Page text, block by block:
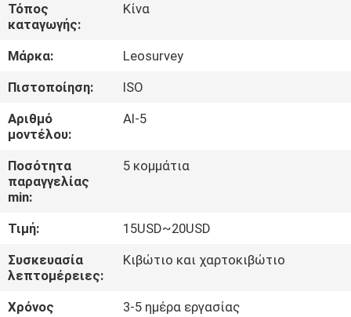
ΓΎΡΟΣ
ΕΡΓΟΣΤΑΣΊΩΝ
ΠΟΙΟΤΙΚΌΣ
ΈΛΕΓΧΟΣ
ΜΑΣ
ΣΕ
ΕΠΑΦΉ
Τόπος
καταγωγής:
Κίνα
Μάρκα:
Leosurvey
Πιστοποίηση:
ISO
Αριθμό
μοντέλου:
Al-5
Ποσότητα
παραγγελίας
min:
5 κομμάτια
Τιμή:
15USD~20USD
Συσκευασία
λεπτομέρειες:
Κιβώτιο και χαρτοκιβώτιο
Χρόνος
3-5 ημέρα εργασίας